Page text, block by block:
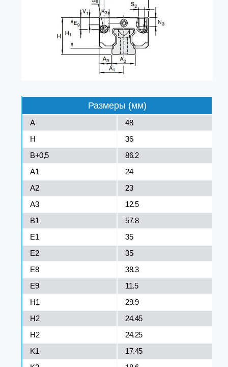
Размеры (мм)
A
48
H
36
B+0,5
86.2
A1
24
A2
23
A3
12.5
B1
57.8
E1
35
E2
35
E8
38.3
E9
11.5
H1
29.9
H2
24.45
H2
24.25
K1
17.45